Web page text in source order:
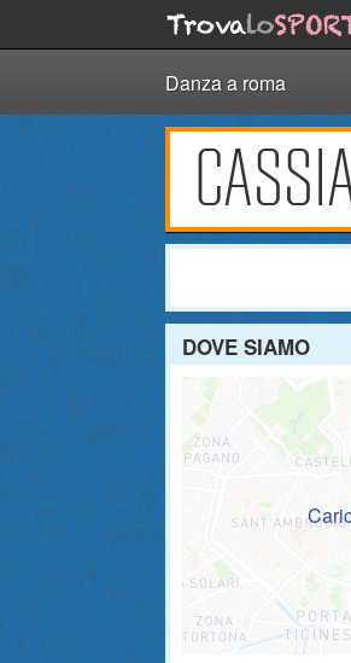
Danza a roma
DOVE SIAMO